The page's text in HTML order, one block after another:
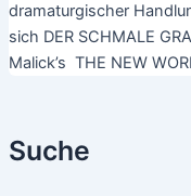
Suche
dramaturgischer
sich DER SCHMALE
Malick’s THE NEW